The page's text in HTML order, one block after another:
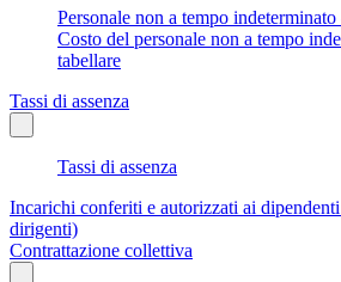
Personale non a tempo
Costo del personale non a tempo
tabellare
Tassi di assenza
Tassi di assenza
Incarichi conferiti e autorizzati ai
dirigenti)
Contrattazione collettiva